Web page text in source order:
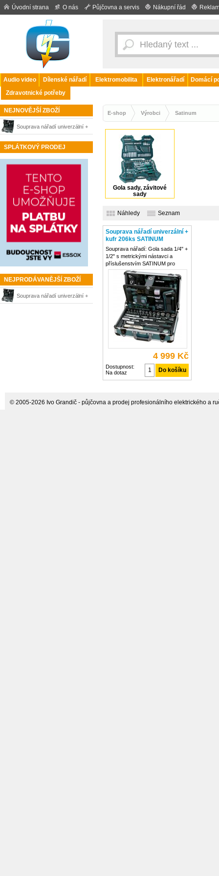
Úvodní strana O nás Půjčovna a servis Nákupní řád
Audio video Dílenské nářadí Elektromobilita Elektronářadí
Domácí
Zdravotnické potřeby
NEJNOVĚJŠÍ ZBOŽÍ
Souprava nářadí univerzální +
kufr 206ks SATINUM
SPLÁTKOVÝ PRODEJ
NEJPRODÁVANĚJŠÍ ZBOŽÍ
Souprava nářadí univerzální +
E-shop Výrobci Satinum
Gola sady, závitové
sady
Náhledy Seznam
Souprava nářadí univerzální +
kufr 206ks SATINUM
Souprava nářadí: Gola sada 1/4" +
1/2" s metrickými nástavci a
příslušenstvím SATINUM pro
základní údržbářské práce v
domácnosti 206-dílný univerzální
kufr s nářadím pro domáci kutily
1/4" gola souprava s metrickými
4 999 Kč
Dostupnost:
Na dotaz
© 2005-2026 Ivo Grandič - půjčovna a prodej profesionálního elektrického a